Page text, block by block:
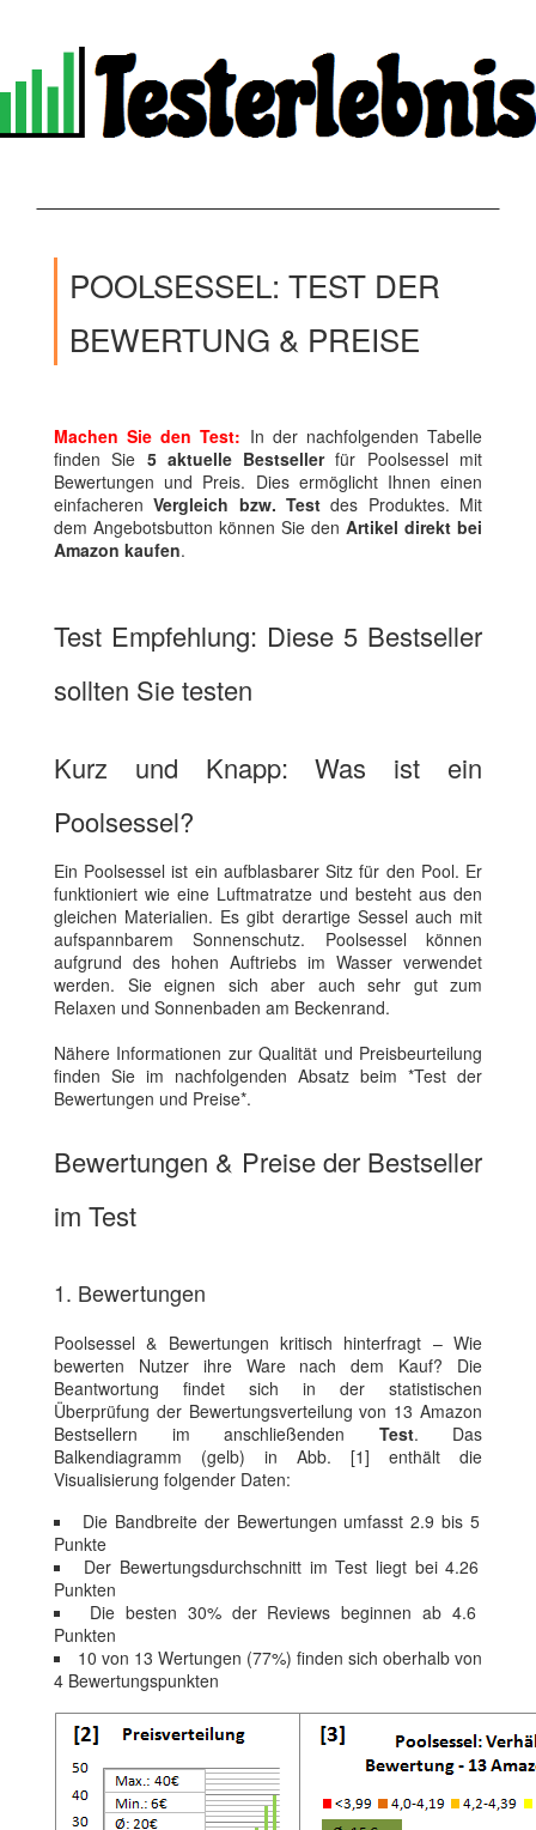
POOLSESSEL: TEST DER
BEWERTUNG & PREISE
Machen Sie den Test: In der nachfolgenden Tabelle
finden Sie 5 aktuelle Bestsellerfür Poolsessel mit
Bewertungen und Preis. Dies ermöglicht Ihnen einen
einfacherenVergleich bzw. Test des Produktes. Mit
dem Angebotsbutton können Sie den Artikel direkt bei
Amazon kaufen.
Test Empfehlung: Diese 5 Bestseller
sollten Sie testen
Kurz und Knapp: Was ist ein
Poolsessel?
Ein Poolsessel ist ein aufblasbarer Sitz für den Pool. Er
funktioniert wie eine Luftmatratze und besteht aus den
gleichen Materialien. Es gibt derartige Sessel auch mit
aufspannbarem Sonnenschutz. Poolsessel können
aufgrund des hohen Auftriebs im Wasser verwendet
werden. Sie eignen sich aber auch sehr gut zum
Relaxen und Sonnenbaden am Beckenrand.
Nähere Informationen zur Qualität und Preisbeurteilung
finden Sie im nachfolgenden Absatz beim *Test der
Bewertungen und Preise*.
Bewertungen & Preise der Bestseller
im Test
1. Bewertungen
Poolsessel & Bewertungen kritisch hinterfragt – Wie
bewerten Nutzer ihre Ware nach dem Kauf? Die
Beantwortung findet sich in der statistischen
Überprüfung der Bewertungsverteilung von 13 Amazon
Bestsellern im anschließenden Test. Das
Balkendiagramm (gelb) in Abb. [1] enthält die
Visualisierung folgender Daten:
Die Bandbreite der Bewertungen umfasst 2.9 bis 5
Punkte
Der Bewertungsdurchschnitt im Test liegt bei 4.26
Punkten
Die besten 30% der Reviews beginnen ab 4.6
Punkten
10 von 13 Wertungen (77%) finden sich oberhalb von
4 Bewertungspunkten